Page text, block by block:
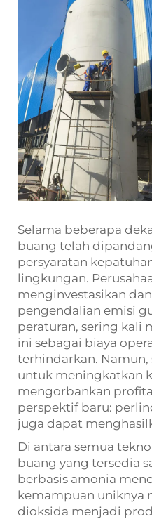
Selama beberapa
buang telah
persyaratan
lingkungan.
menginvestasikan
pengendalian emisi
peraturan, sering kali
ini sebagai biaya
terhindarkan.
untuk meningkatkan
mengorbankan
perspektif baru:
juga dapat
Di antara semua
buang yang tersedia
berbasis amonia
kemampuan uniknya
dioksida menjadi